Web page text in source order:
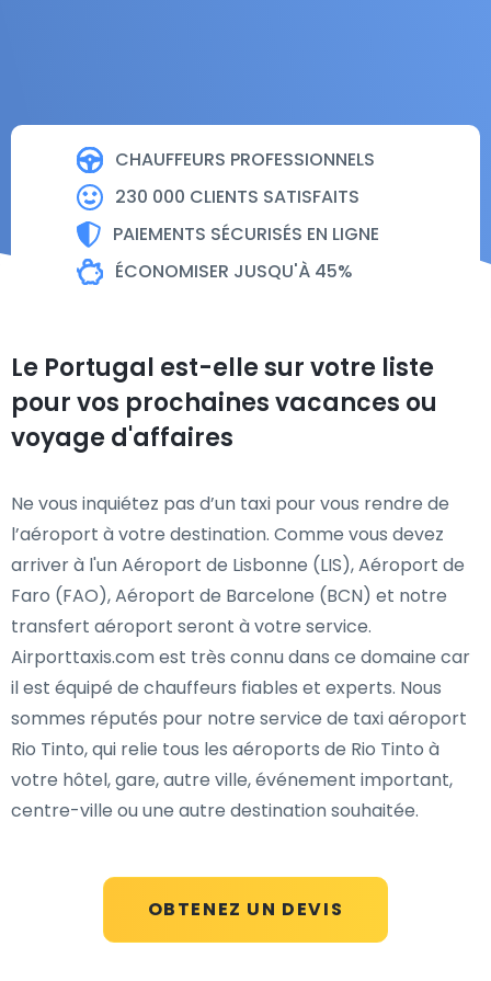
CHAUFFEURS PROFESSIONNELS
230 000 CLIENTS SATISFAITS
PAIEMENTS SÉCURISÉS EN LIGNE
ÉCONOMISER JUSQU'À 45%
OBTENEZ UN DEVIS
Le Portugal est-elle sur votre liste
pour vos prochaines vacances ou
voyage d'affaires
Ne vous inquiétez pas d’un taxi pour vous rendre de
l’aéroport à votre destination. Comme vous devez
arriver à l'un Aéroport de Lisbonne (LIS), Aéroport de
Faro (FAO), Aéroport de Barcelone (BCN) et notre
transfert aéroport seront à votre service.
Airporttaxis.com est très connu dans ce domaine car
il est équipé de chauffeurs fiables et experts. Nous
sommes réputés pour notre service de taxi aéroport
Rio Tinto, qui relie tous les aéroports de Rio Tinto à
votre hôtel, gare, autre ville, événement important,
centre-ville ou une autre destination souhaitée.